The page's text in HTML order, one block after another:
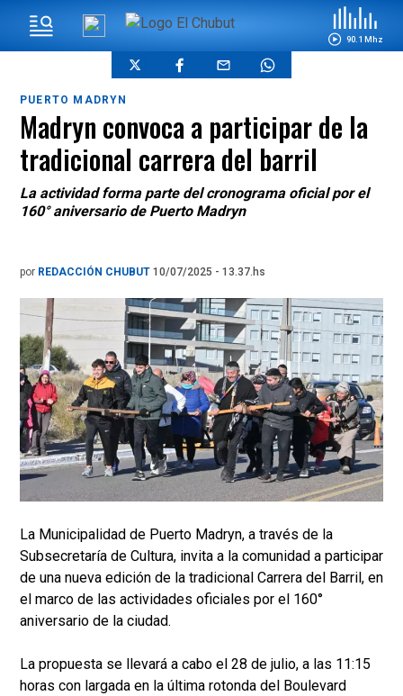
90.1 Mhz
PUERTO MADRYN
Madryn convoca a participar de la
tradicional carrera del barril
La actividad forma parte del cronograma oficial por el
160° aniversario de Puerto Madryn
por REDACCIÓN CHUBUT 10/07/2025 - 13.37.hs
La Municipalidad de Puerto Madryn, a través de la
Subsecretaría de Cultura, invita a la comunidad a participar
de una nueva edición de la tradicional Carrera del Barril, en
el marco de las actividades oficiales por el 160°
aniversario de la ciudad.
La propuesta se llevará a cabo el 28 de julio, a las 11:15
horas con largada en la última rotonda del Boulevard